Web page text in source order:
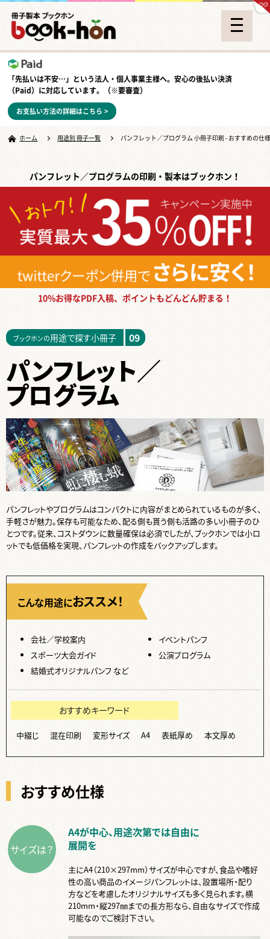
「先払いは不安…」という法人・個人事業主様へ。安心の後払い決済
（Paid） に対応しています。（※要審査）
お支払い方法の詳細はこちら >
ホーム 用途別 冊子一覧 パンフレット／プログラム 小冊子印刷 - おすすめの仕
パンフレット／プログラムの印刷・製本はブックホン！
10%お得なPDF入稿、ポイントもどんどん貯まる！
ブックホンの用途で探す小冊子 09
パンフレット／
プログラム
パンフレットやプログラムはコンパクトに内容がまとめられているものが多く、
手軽さが魅力。保存も可能なため、配る側も貰う側も活路の多い小冊子のひ
とつです。従来、コストダウンに数量確保は必須でしたが、ブックホンでは小ロ
ットでも低価格を実現、パンフレットの作成をバックアップします。
こんな用途におススメ！
会社／学校案内
イベントパンフ
スポーツ大会ガイド
公演プログラム
結婚式オリジナルパンフ など
おすすめキーワード
中綴じ 混在印刷 変形サイズ A4 表紙厚め 本文厚め
おすすめ仕様
サイズは？
A4が中心、用途次第では自由に
展開を
主にA4（210×297mm）サイズが中心ですが、食品や嗜好
性の高い商品のイメージパンフレットは、設置場所・配り
方などを考慮したオリジナルサイズも多く見られます。横
210mm・縦297㎜までの長方形なら、自由なサイズで作成
可能なのでご検討下さい。